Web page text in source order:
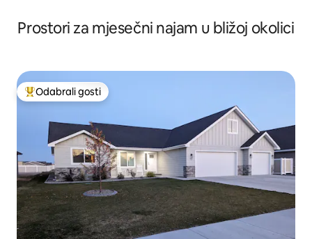
Prostori za mjesečni najam u bližoj okolici
Među najviše rangiranima s oznakom „Odabrali gosti”
Odabrali gosti